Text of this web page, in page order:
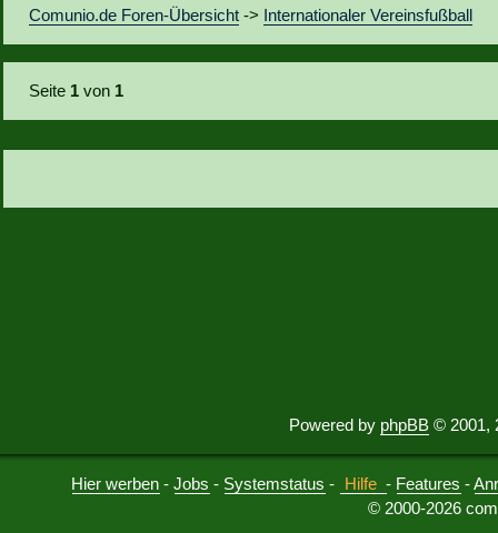
Comunio.de Foren-Übersicht -> Internationaler Vereinsfußball
Seite 1 von 1
Powered by phpBB © 2001,
Hier werben -Jobs - Systemstatus - Hilfe - Features -
© 2000-2026